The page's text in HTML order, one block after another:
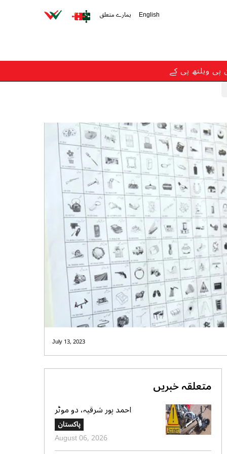
English ہمارے متعلق
پی ویلتھ پی کے
July 13, 2023
متعلقہ خبریں
احمد پور شرقیہ، دو موٹر
سائیکلوں میں تصادم، 2 افراد
جاں بحق، 3 زخمیپاکستان
August 06, 2026